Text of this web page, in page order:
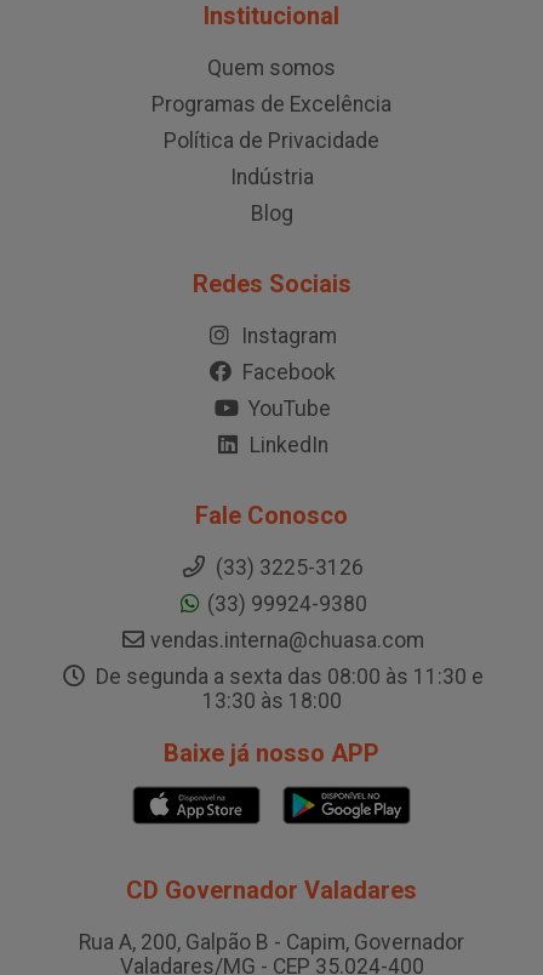
Institucional
Quem somos
Programas de Excelência
Política de Privacidade
Indústria
Blog
Redes Sociais
Instagram
Facebook
YouTube
LinkedIn
Fale Conosco
(33) 3225-3126
(33) 99924-9380
vendas.interna@chuasa.com
De segunda a sexta das 08:00 às 11:30 e
13:30 às 18:00
Baixe já nosso APP
CD Governador Valadares
Rua A, 200, Galpão B - Capim, Governador
Valadares/MG - CEP 35.024-400